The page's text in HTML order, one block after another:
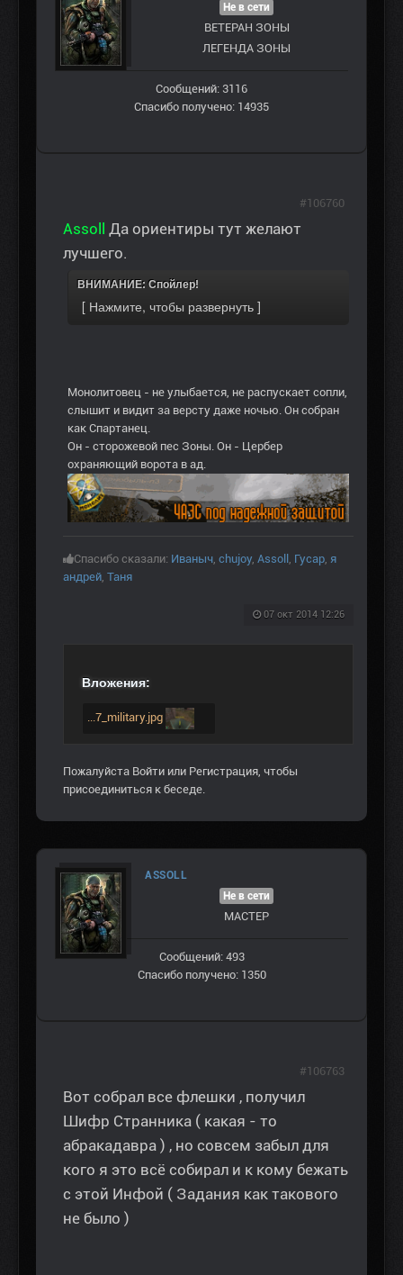
Не в сети
ВЕТЕРАН ЗOНЫ
ЛЕГЕНДА ЗОНЫ
Сообщений: 3116
Спасибо получено: 14935
Assoll
Да ориентиры тут желают
лучшего.
ВНИМАНИЕ: Спойлер!
Монолитовец - не улыбается, не распускает сопли,
слышит и видит за версту даже ночью. Он собран
как Спартанец.
Он - сторожевой пес Зоны. Он - Цербер
охраняющий ворота в ад.
Спасибо сказали: Иваныч chujoy Assoll Гусар я
андрей Таня
07 окт 2014 12:26
#106760
Вложения:
...7_military.jpg
Пожалуйста Войти или Регистрация , чтобы
присоединиться к беседе.
ASSOLL
Не в сети
МАСТЕР
Сообщений: 493
Спасибо получено: 1350
Вот собрал все флешки , получил
Шифр Странника ( какая - то
абракадавра ) , но совсем забыл для
кого я это всё собирал и к кому бежать
с этой Инфой ( Задания как такового
не было )
#106763